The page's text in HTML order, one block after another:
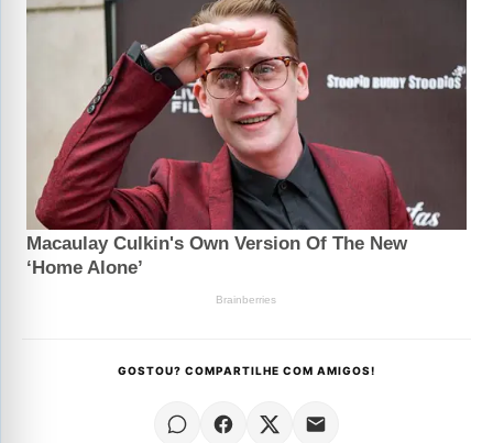
GOSTOU? COMPARTILHE COM AMIGOS!